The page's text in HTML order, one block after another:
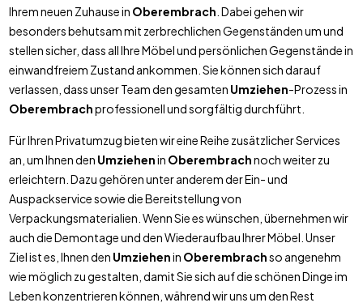
Ihrem neuen Zuhause in Oberembrach . Dabei gehen wir
besonders behutsam mit zerbrechlichen Gegenständen um und
stellen sicher, dass all Ihre Möbel und persönlichen Gegenstände in
einwandfreiem Zustand ankommen. Sie können sich darauf
verlassen, dass unser Team den gesamten Umziehen-Prozess in
Oberembrachprofessionell und sorgfältig durchführt.
Für Ihren Privatumzug bieten wir eine Reihe zusätzlicher Services
an, um Ihnen den Umziehenin Oberembrachnoch weiter zu
erleichtern. Dazu gehören unter anderem der Ein- und
Auspackservice sowie die Bereitstellung von
Verpackungsmaterialien. Wenn Sie es wünschen, übernehmen wir
auch die Demontage und den Wiederaufbau Ihrer Möbel. Unser
Ziel ist es, Ihnen den Umziehenin Oberembrachso angenehm
wie möglich zu gestalten, damit Sie sich auf die schönen Dinge im
Leben konzentrieren können, während wir uns um den Rest